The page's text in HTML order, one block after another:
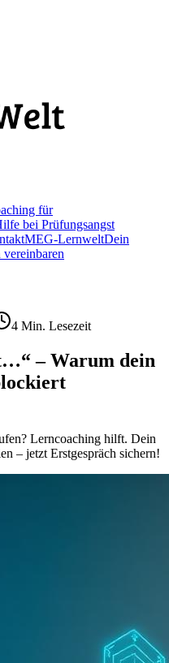
für
bei Prüfungsangst
MEG-LernweltDein
vereinbaren
4 Min. Lesezeit
– Warum dein
Lerncoaching hilft. Dein
– jetzt Erstgespräch sichern!